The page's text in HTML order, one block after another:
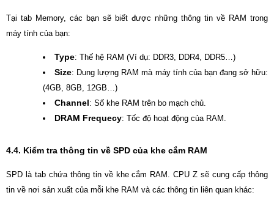
Tại tab Memory, các bạn sẽ biết được những thông tin về RAM trong
máy tính của bạn:
Type: Thế hệ RAM (Ví dụ: DDR3, DDR4, DDR5…)
Size: Dung lượng RAM mà máy tính của bạn đang sở hữu:
(4GB, 8GB, 12GB…)
Channel: Số khe RAM trên bo mạch chủ.
DRAM Frequecy: Tốc độ hoạt động của RAM.
4.4. Kiểm tra thông tin về SPD của khe cắm RAM
SPD là tab chứa thông tin về khe cắm RAM. CPU Z sẽ cung cấp thông
tin về nơi sản xuất của mỗi khe RAM và các thông tin liên quan khác: